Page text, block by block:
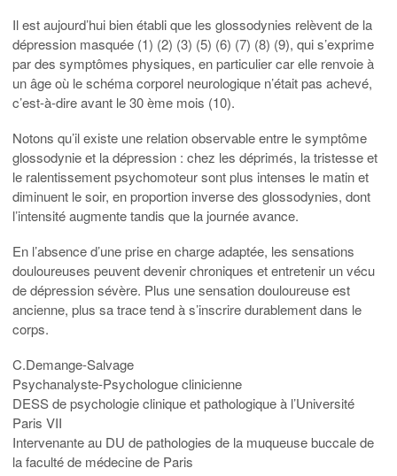
Il est aujourd’hui bien établi que les glossodynies relèvent de la
dépression masquée (1) (2) (3) (5) (6) (7) (8) (9), qui s’exprime
par des symptômes physiques, en particulier car elle renvoie à
un âge où le schéma corporel neurologique n’était pas achevé,
c’est-à-dire avant le 30 ème mois (10).
Notons qu’il existe une relation observable entre le symptôme
glossodynie et la dépression : chez les déprimés, la tristesse et
le ralentissement psychomoteur sont plus intenses le matin et
diminuent le soir, en proportion inverse des glossodynies, dont
l’intensité augmente tandis que la journée avance.
En l’absence d’une prise en charge adaptée, les sensations
douloureuses peuvent devenir chroniques et entretenir un vécu
de dépression sévère. Plus une sensation douloureuse est
ancienne, plus sa trace tend à s’inscrire durablement dans le
corps.
C.Demange-Salvage
Psychanalyste-Psychologue clinicienne
DESS de psychologie clinique et pathologique à l’Université
Paris VII
Intervenante au DU de pathologies de la muqueuse buccale de
la faculté de médecine de Paris